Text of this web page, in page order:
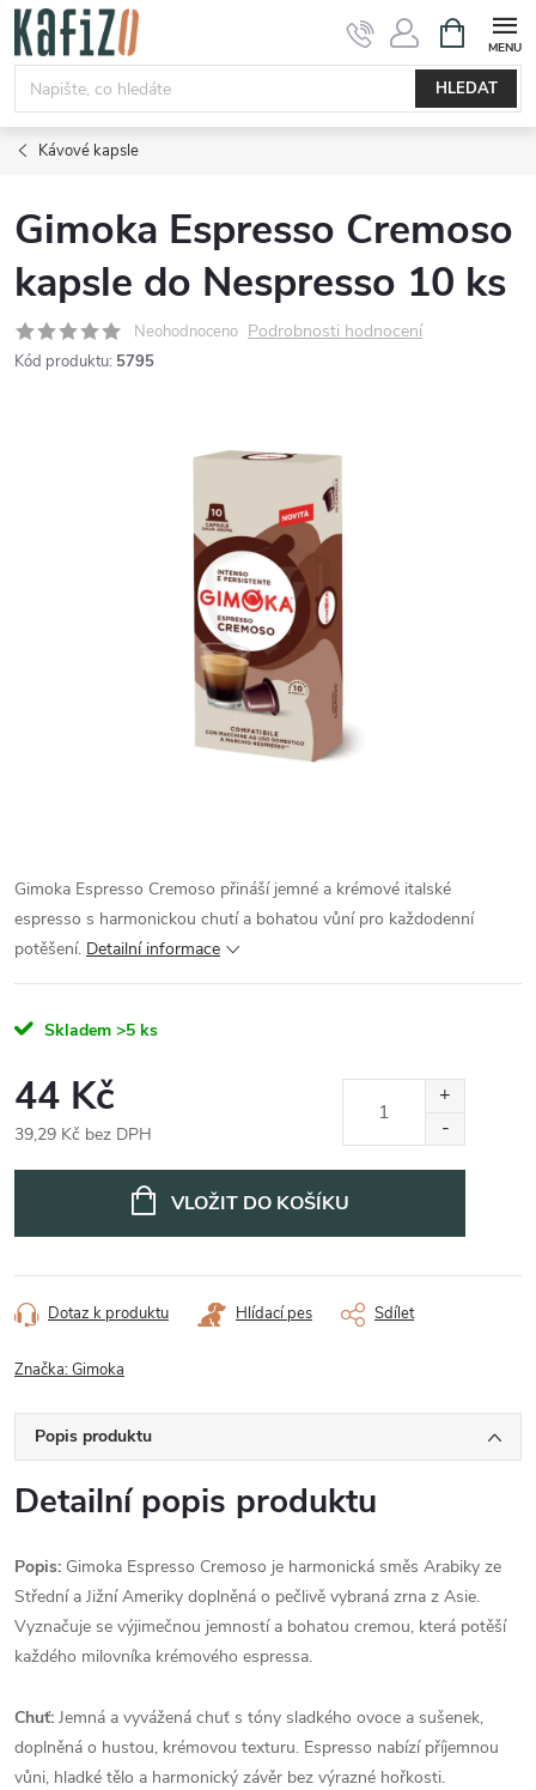
Přejít
obsah
HLEDAT
NÁKUPNÍ
KOŠÍK
Kávové kapsle
Gimoka Espresso Cremoso
kapsle do Nespresso 10 ks
Neohodnoceno Podrobnosti hodnocení
Kód produktu: 5795
Gimoka Espresso Cremoso přináší jemné a krémové italské
espresso s harmonickou chutí a bohatou vůní pro každodenní
potěšení. Detailní informace
Skladem >5 ks
44 Kč
39,29 Kč bez DPH
VLOŽIT DO KOŠÍKU
Dotaz k produktu Hlídací pes Sdílet
Značka:Gimoka
Popis produktu
Detailní popis produktu
Popis: Gimoka Espresso Cremoso je harmonická směs Arabiky ze
Střední a Jižní Ameriky doplněná o pečlivě vybraná zrna z Asie.
Vyznačuje se výjimečnou jemností a bohatou cremou, která potěší
každého milovníka krémového espressa.
Chuť: Jemná a vyvážená chuť s tóny sladkého ovoce a sušenek,
doplněná o hustou, krémovou texturu. Espresso nabízí příjemnou
vůni, hladké tělo a harmonický závěr bez výrazné hořkosti.